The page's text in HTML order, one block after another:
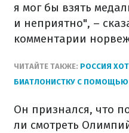
я мог бы взять
и неприятно", –
комментарии
ЧИТАЙТЕ ТАКЖЕ: РОССИЯ
БИАТЛОНИСТКУ С
Он признался, что
ли смотреть